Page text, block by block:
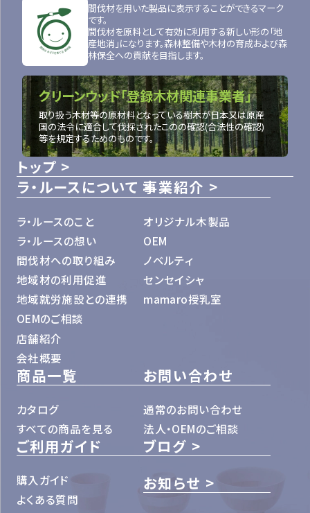
トップ
ラ・ルースについて
ラ・ルースのこと
ラ・ルースの想い
間伐材への取り組み
地域材の利用促進
地域就労施設との連携
OEMのご相談
店舗紹介
会社概要
事業紹介
オリジナル木製品
OEM
ノベルティ
センセイシャ
mamaro授乳室
商品一覧
カタログ
すべての商品を見る
お問い合わせ
通常のお問い合わせ
法人・OEMのご相談
ご利用ガイド
購入ガイド
よくある質問
ブログ
お知らせ
間伐材を用いた製品に表示することができるマーク
です。
間伐材を原料として有効に利用する新しい形の「地
産地消」になります。森林整備や木材の育成および森
林保全への貢献を目指します。
クリーンウッド「登録木材関連事業者」
取り扱う木材等の原材料となっている樹木が日本又は原産
国の法令に適合して伐採されたこのの確認(合法性の確認)
等を規定するためのものです。